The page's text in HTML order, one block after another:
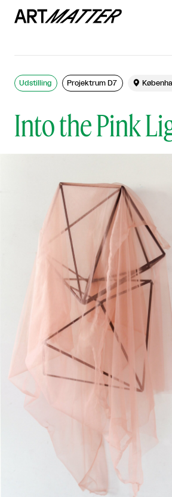
Into the Pink
Udstilling Projektrum D7 